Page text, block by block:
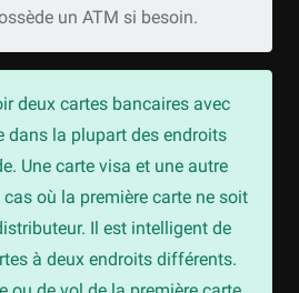
un ATM si besoin.
deux cartes bancaires avec
dans la plupart des endroits
Une carte visa et une autre
où la première carte ne soit
Il est intelligent de
à deux endroits différents.